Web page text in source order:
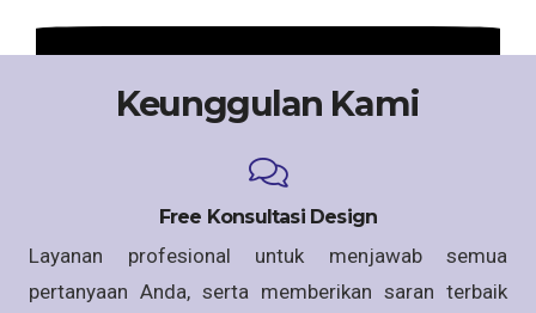
Keunggulan Kami
Free Konsultasi Design
Layanan profesional untuk menjawab semua
pertanyaan Anda, serta memberikan saran terbaik